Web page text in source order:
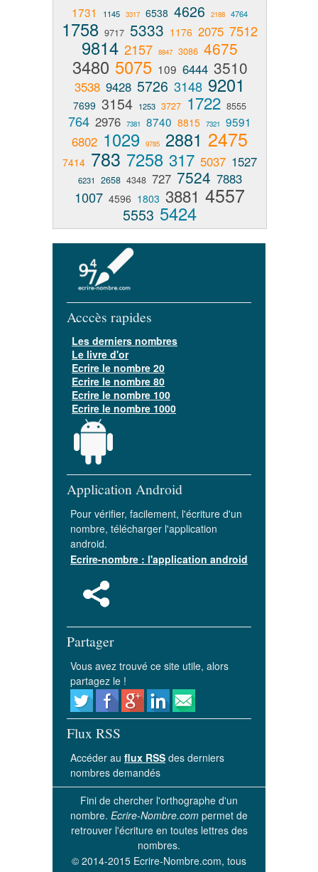
1731 1145 3317 6538 4626 2188 4764
1758 9717 5333 1176 2075 7512
9814 2157 8847 3086 4675
3480 5075 109 6444 3510
3538 9428 5726 3148 9201
7699 3154 1253 3727 1722 8555
764 2976 7381 8740 8815 7321 9591
6802 1029 9785 2881 2475
7414 783 7258 317 5037 1527
6231 2658 4348 727 7524 7883
1007 4596 1803 3881 4557
5553 5424
Acccès rapides
Les derniers nombres
Le livre d'or
Ecrire le nombre 20
Ecrire le nombre 80
Ecrire le nombre 100
Ecrire le nombre 1000
Application Android
Pour vérifier, facilement, l'écriture d'un
nombre, télécharger l'application
android.
Ecrire-nombre : l'application android
Partager
Vous avez trouvé ce site utile, alors
partagez le !
Flux RSS
Accéder au flux RSS des derniers
nombres demandés
Fini de chercher l'orthographe d'un
nombre. Ecrire-Nombre.com permet de
retrouver l'écriture en toutes lettres des
nombres.
© 2014-2015 Ecrire-Nombre.com, tous